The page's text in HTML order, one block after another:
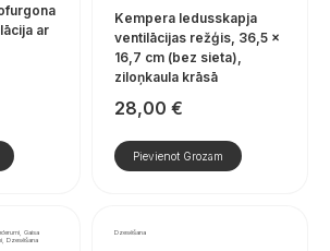
ar
Kempera ledusskapja
ventilācijas režģis, 36,5 ×
16,7 cm (bez sieta),
ziloņkaula krāsā
28,00 €
Pievienot Grozam
Gaisa
Dzesēšana
Dzesēšana